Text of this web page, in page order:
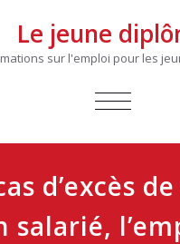
Le jeune
sur l'emploi pour les
d’excès
salarié,